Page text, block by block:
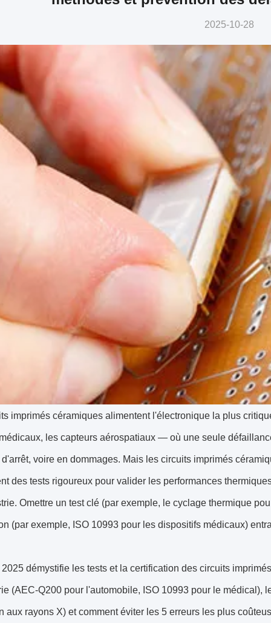
2025-10-28
imprimés céramiques alimentent l'électronique la plus
les capteurs aérospatiaux — où une seule
voire en dommages. Mais les circuits imprimés
des tests rigoureux pour valider les performances
Omettre un test clé (par exemple, le cyclage thermique
(par exemple, ISO 10993 pour les dispositifs médicaux)
démystifie les tests et la certification des circuits
(AEC-Q200 pour l'automobile, ISO 10993 pour le médical),
aux rayons X) et comment éviter les 5 erreurs les plus